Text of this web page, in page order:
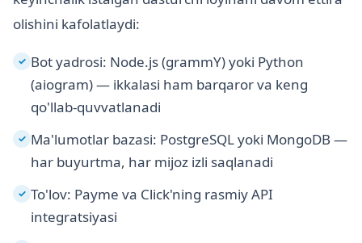
olishini kafolatlaydi:
✓ Bot yadrosi: Node.js (grammY) yoki Python
(aiogram) — ikkalasi ham barqaror va keng
qo'llab-quvvatlanadi
✓ Ma'lumotlar bazasi: PostgreSQL yoki MongoDB —
har buyurtma, har mijoz izli saqlanadi
✓ To'lov: Payme va Click'ning rasmiy API
integratsiyasi